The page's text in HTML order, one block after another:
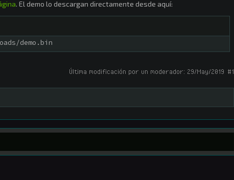
. El demo lo descargan directamente desde aquí:
demo.bin
#1
Última modificación por un moderador: 29/May/2019